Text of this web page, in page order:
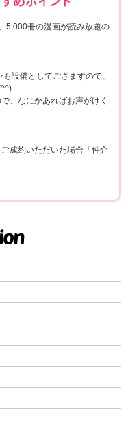
5,000冊の漫画が読み放題の
設備としてござますので、
、なにかあればお声がけく
成約いただいた場合「仲介